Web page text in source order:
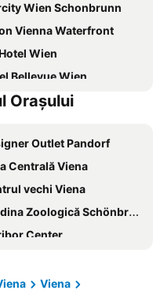
Wien Schonbrunn
Vienna Waterfront
Wien
Bellevue Wien
Vienna - Naschmarkt By Ihg
Hotels Vienna By Ihg
Hotel Vienna
Mariahilf
Wien City
By Hilton Vienna City West
- Self Check-in - Nature and Wine Area Vienna
Oraşului
Outlet Pandorf
Centrală Viena
vechi Viena
Zoologică Schönbrunn
Center
de StatViena